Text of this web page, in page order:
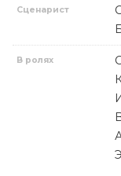
Сценарист
В ролях